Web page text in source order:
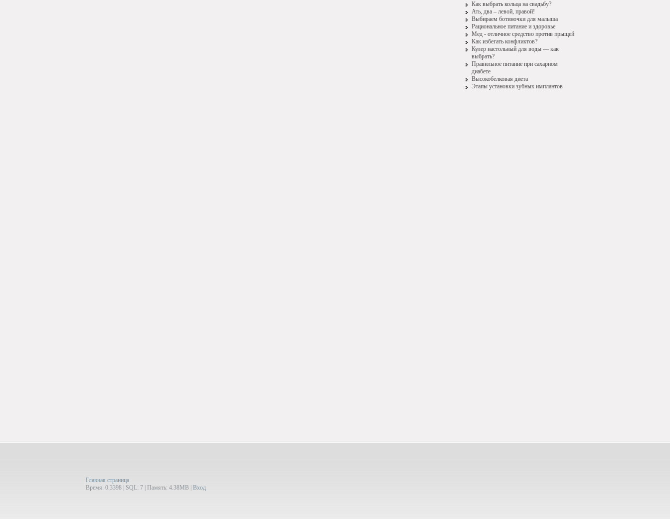
Как выбрать кольца на свадьбу?
Ать, два – левой, правой!
Выбираем ботиночки для малыша
Рациональное питание и здоровье
Мед - отличное средство против прыщей
Как избегать конфликтов?
Кулер настольный для воды — как
выбрать?
Правильное питание при сахарном
диабете
Высокобелковая диета
Этапы установки зубных имплантов
Главная страница
Время: 0.3398 | SQL: 7 | Память: 4.38MB Вход